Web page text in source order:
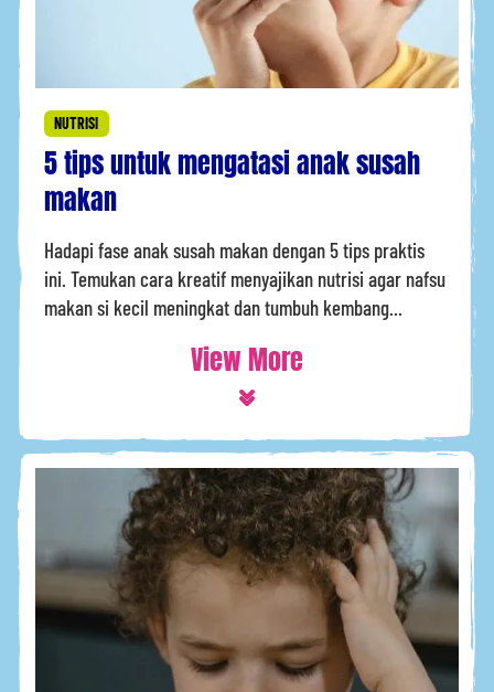
NUTRISI
5 tips untuk mengatasi anak susah
makan
Hadapi fase anak susah makan dengan 5 tips praktis
ini. Temukan cara kreatif menyajikan nutrisi agar nafsu
makan si kecil meningkat dan tumbuh kembang...
View More